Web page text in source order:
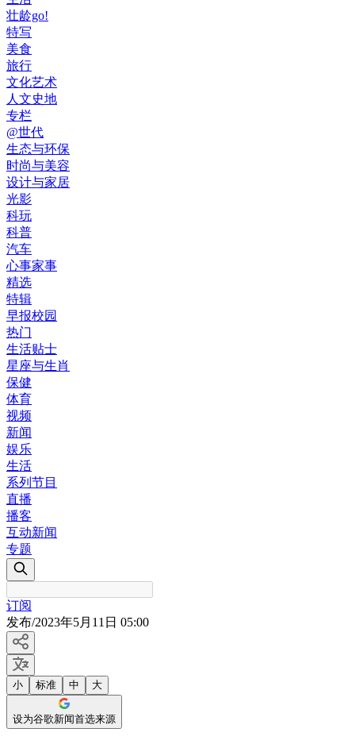
壮龄go!
特写
美食
旅行
文化艺术
人文史地
专栏
@世代
生态与环保
时尚与美容
设计与家居
光影
科玩
科普
汽车
心事家事
精选
特辑
早报校园
热门
生活贴士
星座与生肖
保健
体育
视频
新闻
娱乐
生活
系列节目
直播
播客
互动新闻
专题
订阅
发布/2023年5月11日 05:00
小 标准 中 大
设为谷歌新闻首选来源